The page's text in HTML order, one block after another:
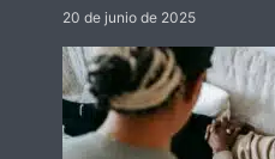
20 de junio de 2025